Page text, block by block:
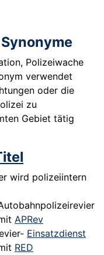
Polizeiwache
verwendet
oder die
zu
Gebiet tätig
wird polizeiintern
APRev
Einsatzdienst
RED